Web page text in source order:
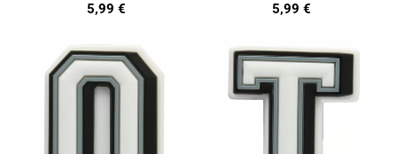
5,99 € 5,99 €